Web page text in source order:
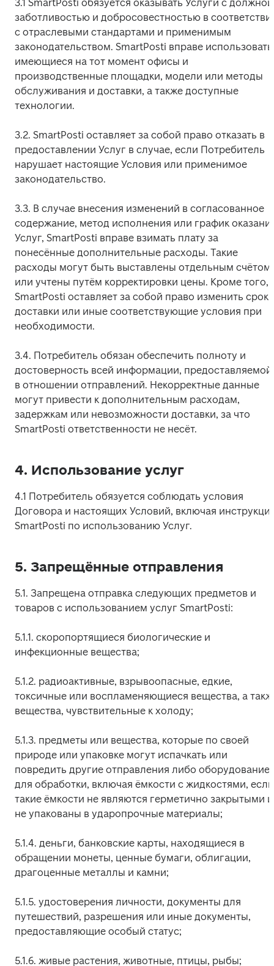
3.1 SmartPosti обязуется оказывать Услуги с должной
заботливостью и добросовестностью в
с отраслевыми стандартами и применимым
законодательством. SmartPosti вправе использовать
имеющиеся на тот момент офисы и
производственные площадки, модели или методы
обслуживания и доставки, а также доступные
технологии.
3.2. SmartPosti оставляет за собой право отказать в
предоставлении Услуг в случае, если Потребитель
нарушает настоящие Условия или применимое
законодательство.
3.3. В случае внесения изменений в согласованное
содержание, метод исполнения или график
Услуг, SmartPosti вправе взимать плату за
понесённые дополнительные расходы. Такие
расходы могут быть выставлены отдельным счётом
или учтены путём корректировки цены. Кроме того,
SmartPosti оставляет за собой право изменить срок
доставки или иные соответствующие условия при
необходимости.
3.4. Потребитель обязан обеспечить полноту и
достоверность всей информации, предоставляемой
в отношении отправлений. Некорректные данные
могут привести к дополнительным расходам,
задержкам или невозможности доставки, за что
SmartPosti ответственности не несёт.
4. Использование услуг
4.1 Потребитель обязуется соблюдать условия
Договора и настоящих Условий, включая
SmartPosti по использованию Услуг.
5. Запрещённые отправления
5.1. Запрещена отправка следующих предметов и
товаров с использованием услуг SmartPosti:
5.1.1. скоропортящиеся биологические и
инфекционные вещества;
5.1.2. радиоактивные, взрывоопасные, едкие,
токсичные или воспламеняющиеся вещества, а
вещества, чувствительные к холоду;
5.1.3. предметы или вещества, которые по своей
природе или упаковке могут испачкать или
повредить другие отправления либо оборудование
для обработки, включая ёмкости с жидкостями, если
такие ёмкости не являются герметично закрытыми и
не упакованы в ударопрочные материалы;
5.1.4. деньги, банковские карты, находящиеся в
обращении монеты, ценные бумаги, облигации,
драгоценные металлы и камни;
5.1.5. удостоверения личности, документы для
путешествий, разрешения или иные документы,
предоставляющие особый статус;
5.1.6. живые растения, животные, птицы, рыбы;